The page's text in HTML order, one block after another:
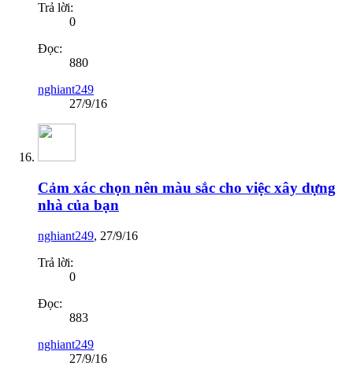
Trả lời:
0
Đọc:
880
nghiant249
27/9/16
Cảm xác chọn nên màu sắc cho việc xây dựng
nhà của bạn
nghiant249, 27/9/16
Trả lời:
0
Đọc:
883
nghiant249
27/9/16